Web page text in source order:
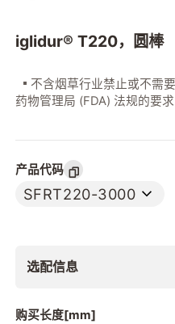
iglidur® T220，圆棒
不含烟草行业禁止或不需
药物管理局 (FDA) 法规的要求
产品代码
SFRT220-3000
选配信息
购买长度[mm]